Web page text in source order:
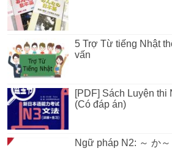
5 Trợ Từ tiếng Nhật
vấn
[PDF] Sách Luyện
(Có đáp án)
Ngữ pháp N2: ～ か